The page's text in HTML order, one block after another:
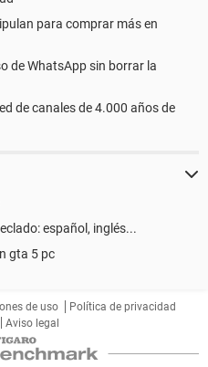
para comprar más en
de WhatsApp sin borrar la
de canales de 4.000 años de
español, inglés...
gta 5 pc
de uso
Política de privacidad
Aviso legal